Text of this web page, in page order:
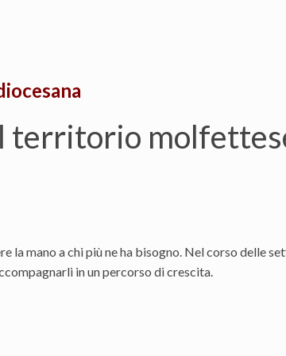
territorio
la mano a chi più ne ha bisogno. Nel corso delle
in un percorso di crescita.